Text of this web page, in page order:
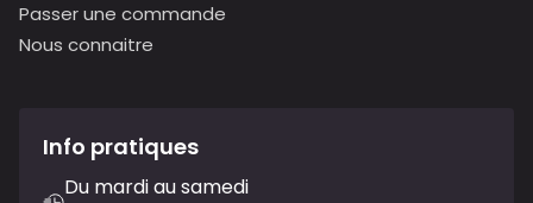
Passer une commande
Nous connaitre
Info pratiques
Du mardi au samedi